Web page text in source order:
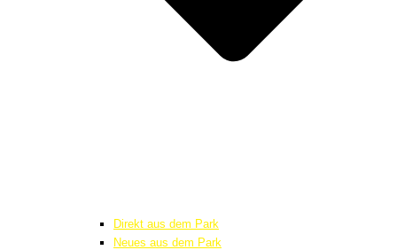
Direkt aus dem Park
Neues aus dem Park